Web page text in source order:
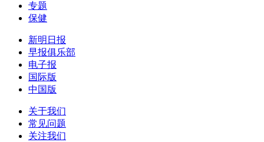
专题
保健
新明日报
早报俱乐部
电子报
国际版
中国版
关于我们
常见问题
关注我们